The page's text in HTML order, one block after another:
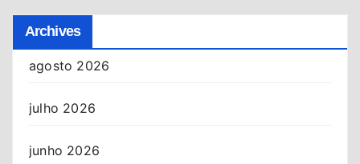
Archives
agosto 2026
julho 2026
junho 2026